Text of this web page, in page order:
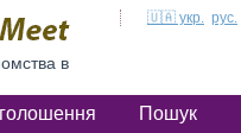
в
Пошук
🇺🇦 укр. рус.